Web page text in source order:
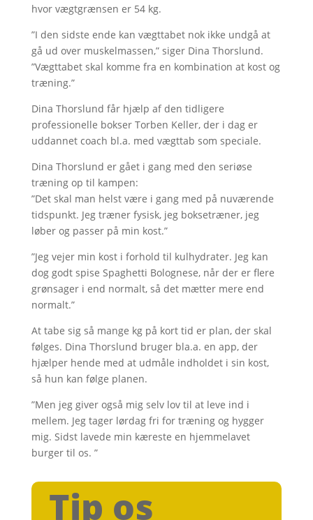
hvor vægtgrænsen er 54 kg.
”I den sidste ende kan vægttabet nok ikke undgå at
gå ud over muskelmassen,” siger Dina Thorslund.
”Vægttabet skal komme fra en kombination at kost og
træning.”
Dina Thorslund får hjælp af den tidligere
professionelle bokser Torben Keller, der i dag er
uddannet coach bl.a. med vægttab som speciale.
Dina Thorslund er gået i gang med den seriøse
træning op til kampen:
”Det skal man helst være i gang med på nuværende
tidspunkt. Jeg træner fysisk, jeg boksetræner, jeg
løber og passer på min kost.”
”Jeg vejer min kost i forhold til kulhydrater. Jeg kan
dog godt spise Spaghetti Bolognese, når der er flere
grønsager i end normalt, så det mætter mere end
normalt.”
At tabe sig så mange kg på kort tid er plan, der skal
følges. Dina Thorslund bruger bla.a. en app, der
hjælper hende med at udmåle indholdet i sin kost,
så hun kan følge planen.
”Men jeg giver også mig selv lov til at leve ind i
mellem. Jeg tager lørdag fri for træning og hygger
mig. Sidst lavede min kæreste en hjemmelavet
burger til os. ”
Tip os